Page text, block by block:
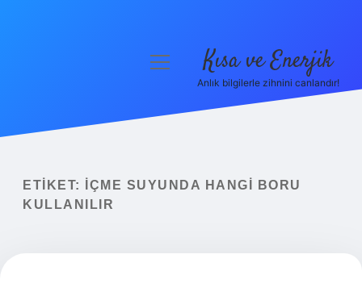
Yasal Uyarı
menüyü
Kısa ve Enerjik
Anlık bilgilerle zihnini canlandır!
ETIKET:
İÇME SUYUNDA HANGI BORU
KULLANILIR